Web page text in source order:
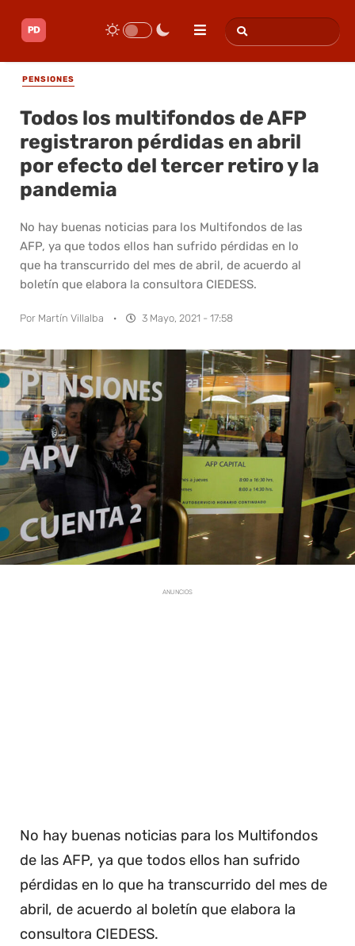
PENSIONES
Todos los multifondos de AFP
registraron pérdidas en abril
por efecto del tercer retiro y la
pandemia
No hay buenas noticias para los Multifondos de las
AFP, ya que todos ellos han sufrido pérdidas en lo
que ha transcurrido del mes de abril, de acuerdo al
boletín que elabora la consultora CIEDESS.
Por Martín Villalba · 3 Mayo, 2021 - 17:58
ANUNCIOS
No hay buenas noticias para los Multifondos
de las AFP, ya que todos ellos han sufrido
pérdidas en lo que ha transcurrido del mes de
abril, de acuerdo al boletín que elabora la
consultora CIEDESS.